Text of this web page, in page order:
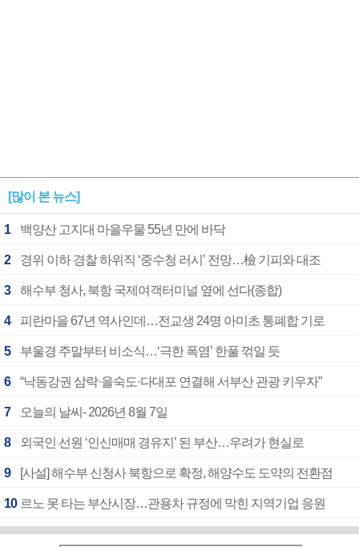
[많이 본 뉴스]
1 백양산 고지대 마을우물 55년 만에 바닥
2 경위 이하 경찰 하위직 ‘중수청 러시’ 전망…檢 기피와 대조
3 해수부 청사, 북항 국제여객터미널 옆에 선다(종합)
4 피란마을 67년 역사인데…전교생 24명 아미초 통폐합 기로
5 부울경 주말부터 비소식…‘극한 폭염’ 한풀 꺾일 듯
6 “낙동강권 삼락·을숙도·다대포 연결해 서부산 관광 키우자”
7 오늘의 날씨- 2026년 8월 7일
8 외국인 선원 ‘인신매매 경유지’ 된 부산…우려가 현실로
9 [사설] 해수부 신청사 북항으로 확정, 해양수도 도약의 전환점
10 르노 못 타는 부산시장…관용차 규정에 막힌 지역기업 응원